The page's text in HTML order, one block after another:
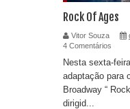
Rock Of Ages
Vitor Souza
4 Comentários
Nesta sexta-
adaptação para
Broadway “
dirigid...